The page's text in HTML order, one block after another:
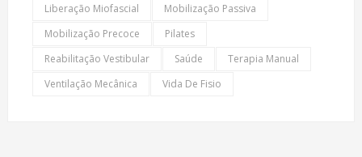
Liberação Miofascial
Mobilização Passiva
Mobilização Precoce
Pilates
Reabilitação Vestibular
Saúde
Terapia Manual
Ventilação Mecânica
Vida De Fisio